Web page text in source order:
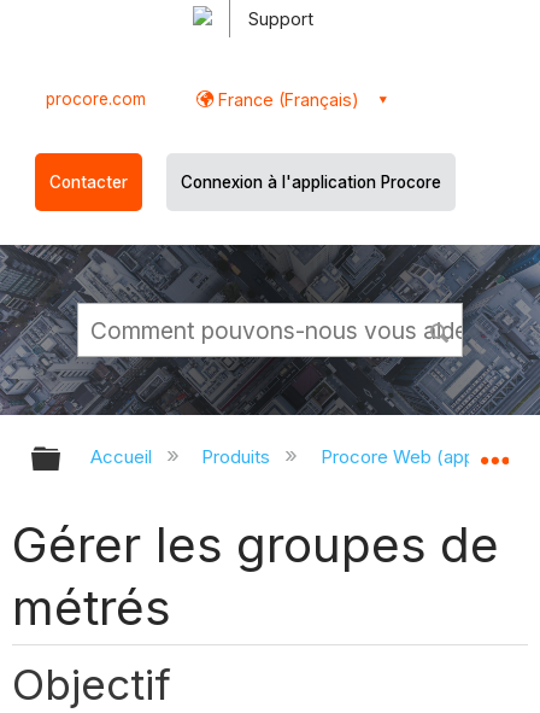
Support
procore.com France (Français)
Contacter Connexion à l'application Procore
Développer/réduire la hiérarchie
Accueil Produits Procore Web
Gérer les groupes de
métrés
Objectif